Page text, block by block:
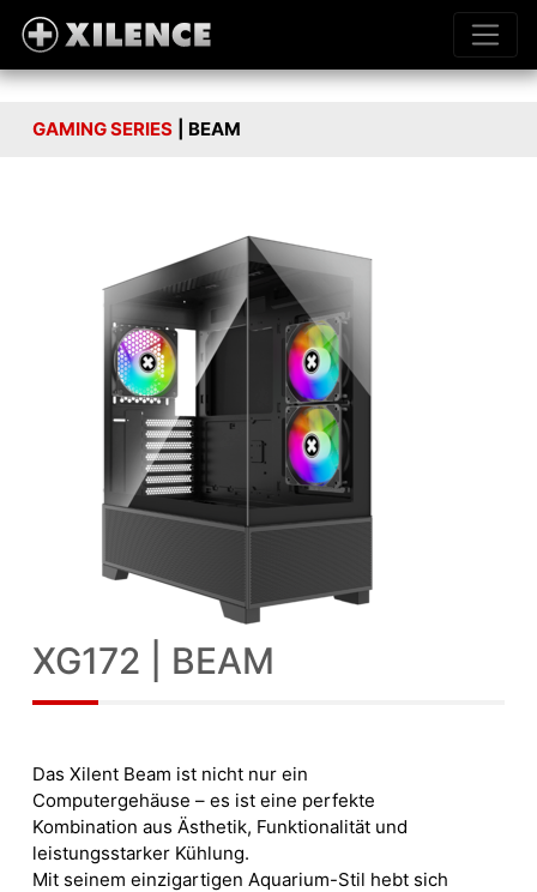
GAMING SERIES | BEAM
XG172 | BEAM
Das Xilent Beam ist nicht nur ein
Computergehäuse – es ist eine perfekte
Kombination aus Ästhetik, Funktionalität und
leistungsstarker Kühlung.
Mit seinem einzigartigen Aquarium-Stil hebt sich